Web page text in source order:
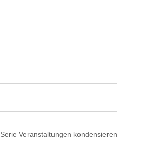
Serie Veranstaltungen kondensieren